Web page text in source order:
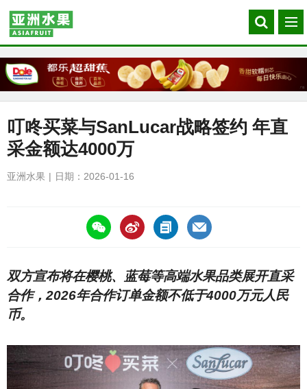
Search
our
菜
单
叮咚买菜与SanLucar战略签约 年直
采金额达4000万
亚洲水果 日期：2026-01-16
https://asiafruitchina.net/31268.html
双方宣布将在樱桃、蓝莓等高端水果品类展开直采
合作，2026年合作订单金额不低于4000万元人民
币。